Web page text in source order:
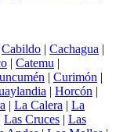
Cabildo | Cachagua |
| Catemu |
| Curimón |
| Horcón |
| La Calera | La
Las Cruces | Las